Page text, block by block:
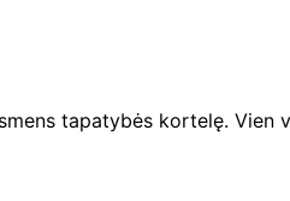
tapatybės kortelę. Vien